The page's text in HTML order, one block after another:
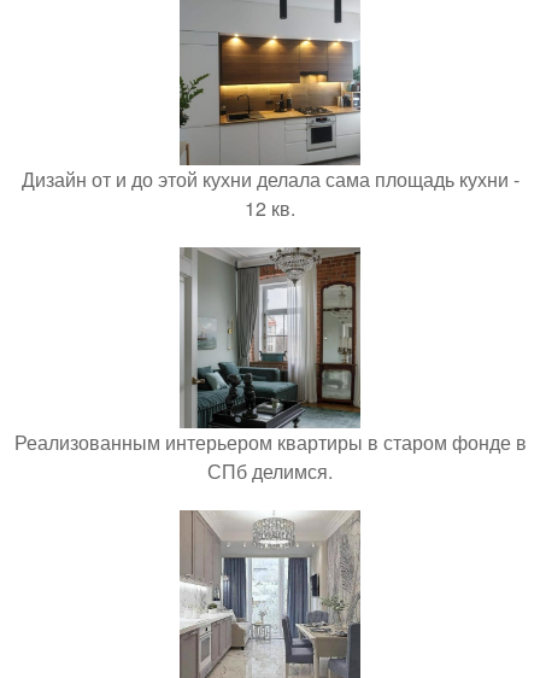
Дизайн от и до этой кухни делала сама площадь кухни -
12 кв.
Реализованным интерьером квартиры в старом фонде в
СПб делимся.